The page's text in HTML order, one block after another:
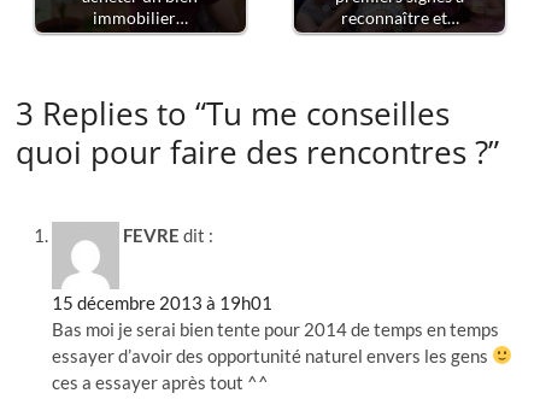
immobilier…
reconnaître et…
3 Replies to “Tu me conseilles
quoi pour faire des rencontres ?”
FEVRE dit :
15 décembre 2013 à 19h01
Bas moi je serai bien tente pour 2014 de temps en temps
essayer d’avoir des opportunité naturel envers les gens
ces a essayer après tout ^^